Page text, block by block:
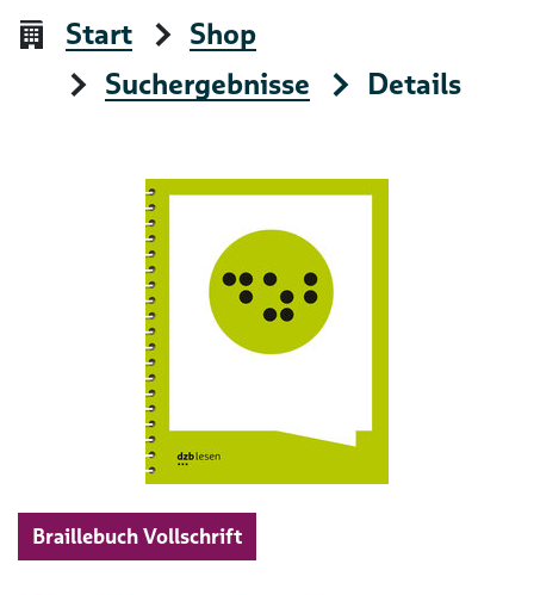
Start
Shop
Suchergebnisse
Details
Braillebuch Vollschrift